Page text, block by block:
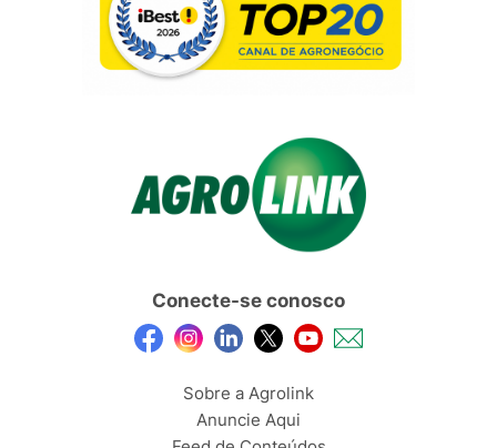
Conecte-se conosco
Sobre a Agrolink
Anuncie Aqui